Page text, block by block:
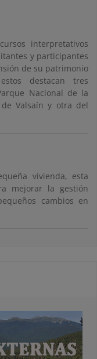
interpretativos
y participantes
de su patrimonio
destacan tres
Nacional de la
Valsaín y otra del
vivienda, esta
mejorar la gestión
cambios en